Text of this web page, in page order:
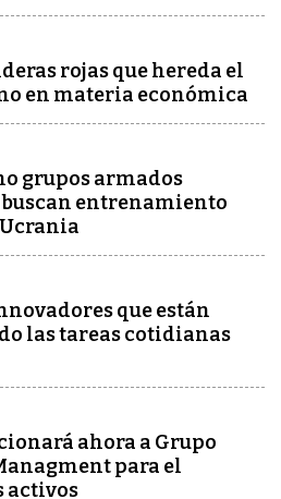
rojas que hereda el
en materia económica
grupos armados
entrenamiento
que están
las tareas cotidianas
ahora a Grupo
para el
activos